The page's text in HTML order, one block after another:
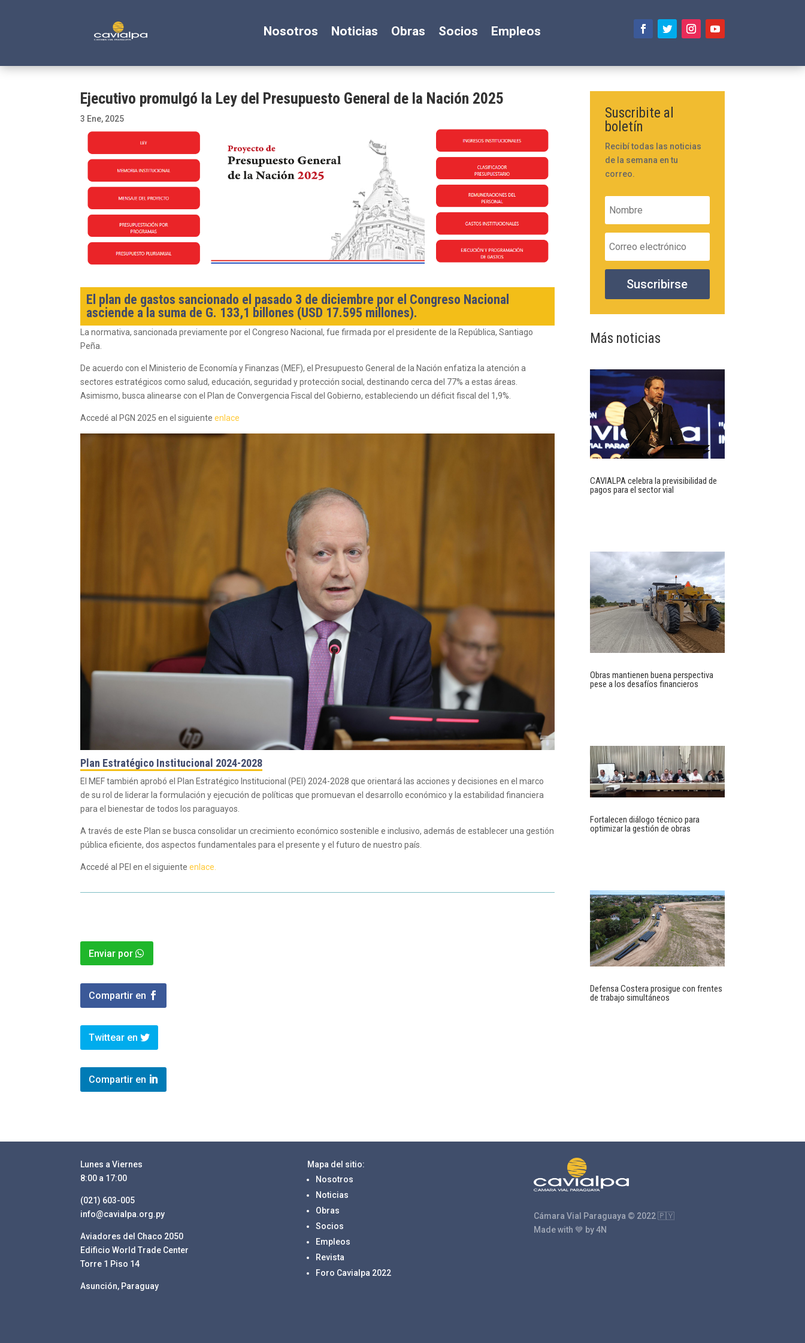
Nosotros Noticias Obras Socios Empleos
Ejecutivo promulgó la Ley del Presupuesto General de la Nación 2025
3 Ene, 2025
El plan de gastos sancionado el pasado 3 de diciembre por el Congreso Nacional
asciende a la suma de G. 133,1 billones (USD 17.595 millones).
La normativa, sancionada previamente por el Congreso Nacional, fue firmada por el presidente de la República, Santiago
Peña.
De acuerdo con el Ministerio de Economía y Finanzas (MEF), el Presupuesto General de la Nación enfatiza la atención a
sectores estratégicos como salud, educación, seguridad y protección social, destinando cerca del 77% a estas áreas.
Asimismo, busca alinearse con el Plan de Convergencia Fiscal del Gobierno, estableciendo un déficit fiscal del 1,9%.
Accedé al PGN 2025 en el siguienteenlace
Plan Estratégico Institucional 2024-2028
El MEF también aprobó el Plan Estratégico Institucional (PEI) 2024-2028 que orientará las acciones y decisiones en el marco
de su rol de liderar la formulación y ejecución de políticas que promuevan el desarrollo económico y la estabilidad financiera
para el bienestar de todos los paraguayos.
A través de este Plan se busca consolidar un crecimiento económico sostenible e inclusivo, además de establecer una gestión
pública eficiente, dos aspectos fundamentales para el presente y el futuro de nuestro país.
Accedé al PEI en el siguienteenlace.
Enviar por
Compartir en
Twittear en
Compartir en
Suscribite al
boletín
Recibí todas las noticias
de la semana en tu
correo.
Suscribirse
Más noticias
CAVIALPA celebra la previsibilidad de
pagos para el sector vial
Obras mantienen buena perspectiva
pese a los desafíos financieros
Fortalecen diálogo técnico para
optimizar la gestión de obras
Defensa Costera prosigue con frentes
de trabajo simultáneos
Lunes a Viernes
8:00 a 17:00
(021) 603-005
info@cavialpa.org.py
Aviadores del Chaco 2050
Edificio World Trade Center
Torre 1 Piso 14
Asunción, Paraguay
Mapa del sitio:
Nosotros
Noticias
Obras
Socios
Empleos
Revista
Foro Cavialpa 2022
Cámara Vial Paraguaya © 2022 🇵🇾
Made with 💙 by 4N